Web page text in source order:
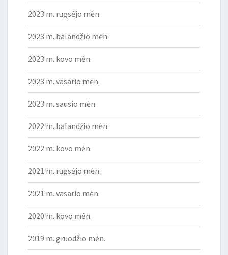
2023 m. rugsėjo mėn.
2023 m. balandžio mėn.
2023 m. kovo mėn.
2023 m. vasario mėn.
2023 m. sausio mėn.
2022 m. balandžio mėn.
2022 m. kovo mėn.
2021 m. rugsėjo mėn.
2021 m. vasario mėn.
2020 m. kovo mėn.
2019 m. gruodžio mėn.